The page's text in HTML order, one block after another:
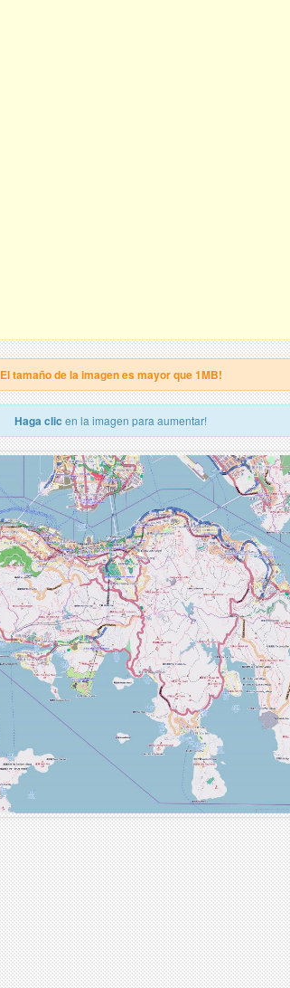
El tamaño de la imagen es mayor que 1MB!
Haga clic en la imagen para aumentar!